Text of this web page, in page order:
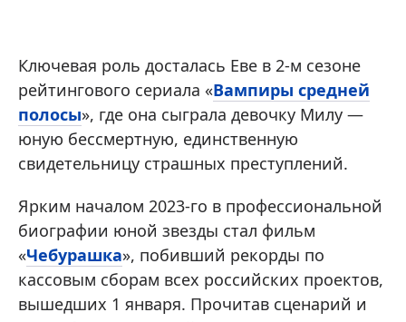
Ключевая роль досталась Еве в 2-м сезоне
рейтингового сериала «Вампиры средней
полосы», где она сыграла девочку Милу —
юную бессмертную, единственную
свидетельницу страшных преступлений.
Ярким началом 2023-го в профессиональной
биографии юной звезды стал фильм
«Чебурашка», побивший рекорды по
кассовым сборам всех российских проектов,
вышедших 1 января. Прочитав сценарий и